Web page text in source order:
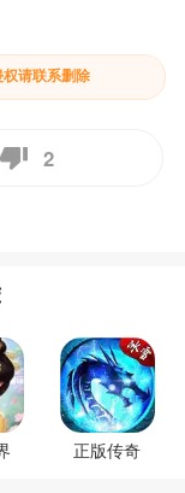
请联系删除
2
正版传奇